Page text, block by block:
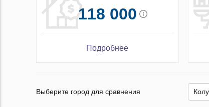
118 000
Подробнее
Выберите город для сравнения